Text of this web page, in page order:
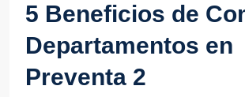
5 Beneficios de
Departamentos en
Preventa 2